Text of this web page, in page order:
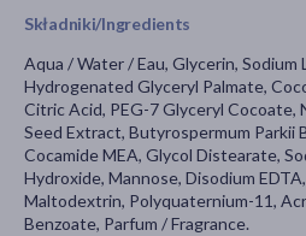
Składniki/Ingredients
Aqua / Water / Eau, Glycerin,
Hydrogenated Glyceryl Palmate,
Citric Acid, PEG-7 Glyceryl Cocoate,
Seed Extract, Butyrospermum Parkii
Cocamide MEA, Glycol Distearate,
Hydroxide, Mannose, Disodium
Maltodextrin, Polyquaternium-11,
Benzoate, Parfum / Fragrance.